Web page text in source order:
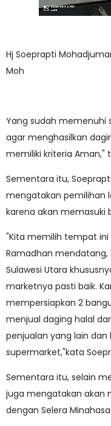
Hj Soeprapti
Moh
Yang sudah memenuhi
agar menghasilkan
memiliki kriteria Aman,"
Sementara itu,
mengatakan pemilihan
karena akan memasuki
"Kita memilih tempat
Ramadhan mendatang,
Sulawesi Utara
marketnya pasti baik.
mempersiapkan 2
menjual daging halal
penjualan yang lain
supermarket,"kata
Sementara itu, selain
juga mengatakan akan
dengan Selera